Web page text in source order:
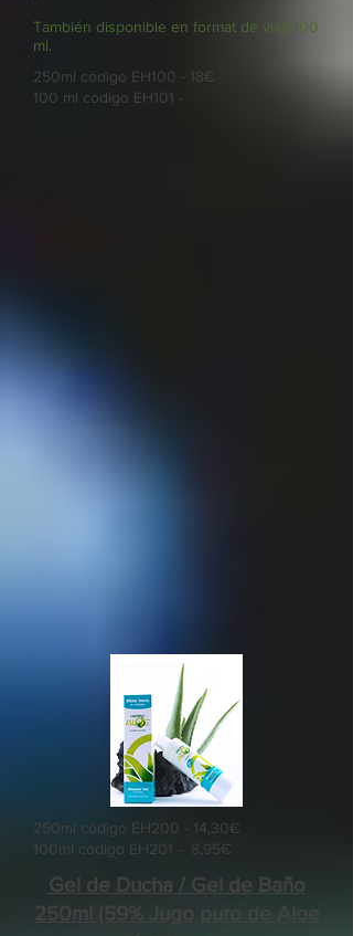
También disponible en format de viaje100
ml.
250ml código EH100 - 18€
100 ml código EH101 -
250ml código EH200 - 14,30€
100ml código EH201 - 8,95€
Gel de Ducha / Gel de Baño
250ml (59% Jugo puro de Aloe